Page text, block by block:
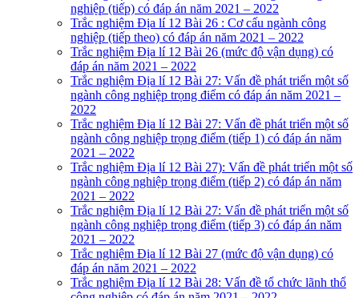
nghiệp (tiếp) có đáp án năm 2021 – 2022
Trắc nghiệm Địa lí 12 Bài 26 : Cơ cấu ngành công
nghiệp (tiếp theo) có đáp án năm 2021 – 2022
Trắc nghiệm Địa lí 12 Bài 26 (mức độ vận dụng) có
đáp án năm 2021 – 2022
Trắc nghiệm Địa lí 12 Bài 27: Vấn đề phát triển một số
ngành công nghiệp trọng điểm có đáp án năm 2021 –
2022
Trắc nghiệm Địa lí 12 Bài 27: Vấn đề phát triển một số
ngành công nghiệp trọng điểm (tiếp 1) có đáp án năm
2021 – 2022
Trắc nghiệm Địa lí 12 Bài 27): Vấn đề phát triển một số
ngành công nghiệp trọng điểm (tiếp 2) có đáp án năm
2021 – 2022
Trắc nghiệm Địa lí 12 Bài 27: Vấn đề phát triển một số
ngành công nghiệp trọng điểm (tiếp 3) có đáp án năm
2021 – 2022
Trắc nghiệm Địa lí 12 Bài 27 (mức độ vận dụng) có
đáp án năm 2021 – 2022
Trắc nghiệm Địa lí 12 Bài 28: Vấn đề tổ chức lãnh thổ